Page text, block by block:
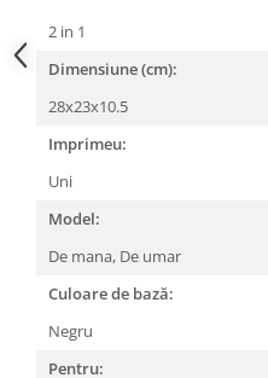
2 in 1
Dimensiune (cm):
28x23x10.5
Imprimeu:
Uni
Model:
De mana, De umar
Culoare de bază:
Negru
Pentru: